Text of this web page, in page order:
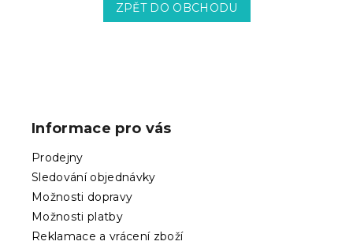
ZPĚT DO OBCHODU
Informace pro vás
Prodejny
Sledování objednávky
Možnosti dopravy
Možnosti platby
Reklamace a vrácení zboží